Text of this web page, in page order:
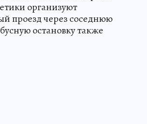
организуют
проезд через соседнюю
остановку также